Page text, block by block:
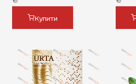
Купити